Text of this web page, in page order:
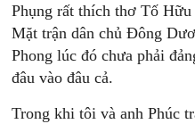
Phụng rất thích thơ Tố
Mặt trận dân chủ Đông
Phong lúc đó chưa phải
đâu vào đâu cả.
Trong khi tôi và anh Phúc